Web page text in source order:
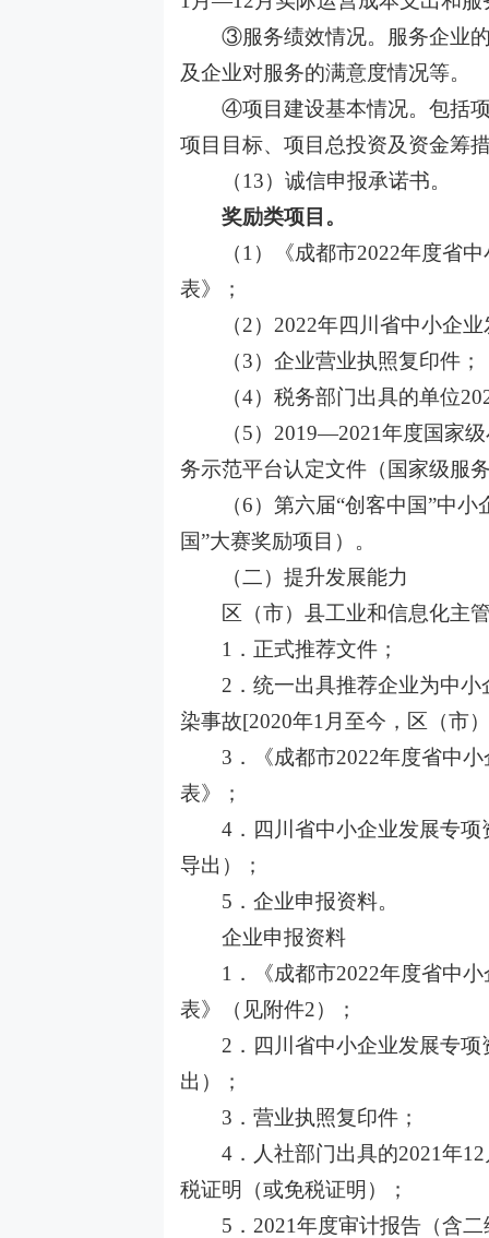
③服务绩效情况。服务企业
及企业对服务的满意度情况等。
④项目建设基本情况。包括
项目目标、项目总投资及资金筹
（13）诚信申报承诺书。
奖励类项目。
（1）《成都市2022年度省
表》；
（2）2022年四川省中小企
（3）企业营业执照复印件；
（4）税务部门出具的单位
（5）2019—2021年度国家
务示范平台认定文件（国家级服
（6）第六届“创客中国”中
国”大赛奖励项目）。
（二）提升发展能力
区（市）县工业和信息化主管
1．正式推荐文件；
2．统一出具推荐企业为中
染事故[2020年1月至今，区（市
3．《成都市2022年度省中
表》；
4．四川省中小企业发展专
导出）；
5．企业申报资料。
企业申报资料
1．《成都市2022年度省中
表》（见附件2）；
2．四川省中小企业发展专
出）；
3．营业执照复印件；
4．人社部门出具的2021年
税证明（或免税证明）；
5．2021年度审计报告（含